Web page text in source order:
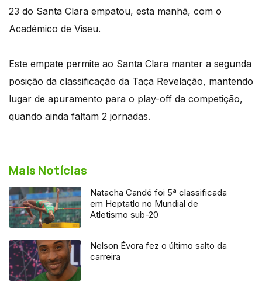
23 do Santa Clara empatou, esta manhã, com o
Académico de Viseu.
Este empate permite ao Santa Clara manter a segunda
posição da classificação da Taça Revelação, mantendo
lugar de apuramento para o play-off da competição,
quando ainda faltam 2 jornadas.
Mais Notícias
Natacha Candé foi 5ª classificada
em Heptatlo no Mundial de
Atletismo sub-20
Nelson Évora fez o último salto da
carreira